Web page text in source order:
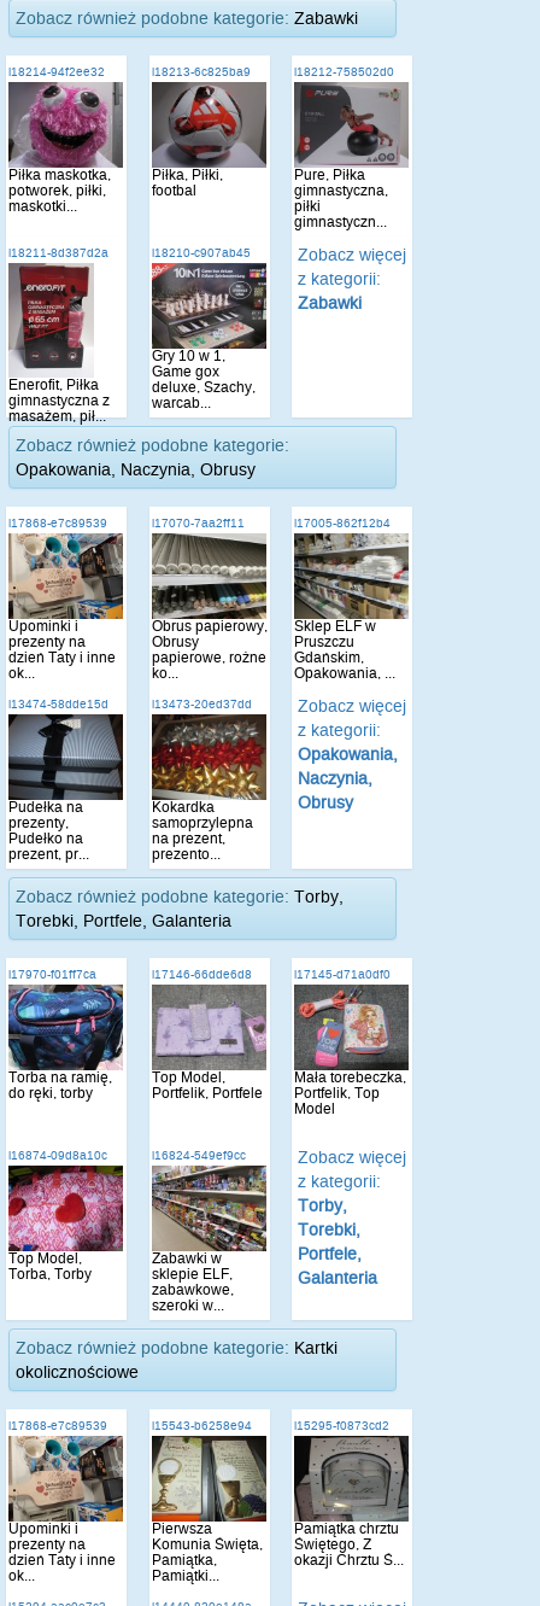
Zobacz również podobne kategorie: Zabawki
i18214-94f2ee32
Piłka maskotka,
potworek, piłki,
maskotki...
i18213-6c825ba9
Piłka, Piłki,
footbal
i18212-758502d0
Pure, Piłka
gimnastyczna,
piłki
gimnastyczn...
i18211-8d387d2a
Enerofit, Piłka
gimnastyczna z
masażem, pił...
i18210-c907ab45
Gry 10 w 1,
Game gox
deluxe, Szachy,
warcab...
Zobacz więcej
z kategorii:
Zabawki
Zobacz również podobne kategorie:
Opakowania, Naczynia, Obrusy
i17868-e7c89539
Upominki i
prezenty na
dzień Taty i inne
ok...
i17070-7aa2ff11
Obrus papierowy,
Obrusy
papierowe, rożne
ko...
i17005-862f12b4
Sklep ELF w
Pruszczu
Gdańskim,
Opakowania, ...
i13474-58dde15d
Pudełka na
prezenty,
Pudełko na
prezent, pr...
i13473-20ed37dd
Kokardka
samoprzylepna
na prezent,
prezento...
Zobacz więcej
z kategorii:
Opakowania,
Naczynia,
Obrusy
Zobacz również podobne kategorie: Torby,
Torebki, Portfele, Galanteria
i17970-f01ff7ca
Torba na ramię,
do ręki, torby
i17146-66dde6d8
Top Model,
Portfelik, Portfele
i17145-d71a0df0
Mała torebeczka,
Portfelik, Top
Model
i16874-09d8a10c
Top Model,
Torba, Torby
i16824-549ef9cc
Zabawki w
sklepie ELF,
zabawkowe,
szeroki w...
Zobacz więcej
z kategorii:
Torby,
Torebki,
Portfele,
Galanteria
Zobacz również podobne kategorie: Kartki
okolicznościowe
i17868-e7c89539
Upominki i
prezenty na
dzień Taty i inne
ok...
i15543-b6258e94
Pierwsza
Komunia Święta,
Pamiątka,
Pamiątki...
i15295-f0873cd2
Pamiątka chrztu
Świętego, Z
okazji Chrztu Ś...